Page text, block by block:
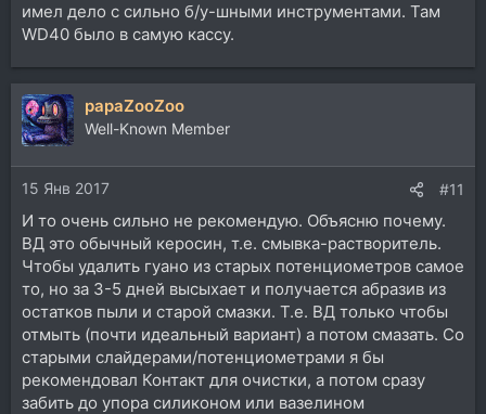
имел дело с сильно б/у-шными инструментами. Там
WD40 было в самую кассу.
papaZooZoo
Well-Known Member
15 Янв 2017 #11
И то очень сильно не рекомендую. Объясню почему.
ВД это обычный керосин, т.е. смывка-растворитель.
Чтобы удалить гуано из старых потенциометров самое
то, но за 3-5 дней высыхает и получается абразив из
остатков пыли и старой смазки. Т.е. ВД только чтобы
отмыть (почти идеальный вариант) а потом смазать. Со
старыми слайдерами/потенциометрами я бы
рекомендовал Контакт для очистки, а потом сразу
забить до упора силиконом или вазелином